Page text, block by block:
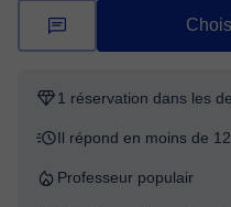
1 réservation dans les
Il répond en moins de
Professeur populair